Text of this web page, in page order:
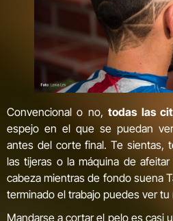
Convencional o no,todas las
espejo en el que se puedan
antes del corte final. Te sientas,
las tijeras o la máquina de
cabeza mientras de fondo suena
terminado el trabajo puedes ver tu
Mandarse a cortar el pelo es casi